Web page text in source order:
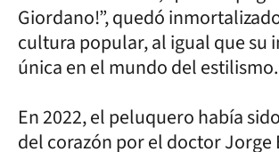
Giordano!”, quedó
cultura popular, al igual que su
única en el mundo del estilismo.
En 2022, el peluquero había
del corazón por el doctor Jorge